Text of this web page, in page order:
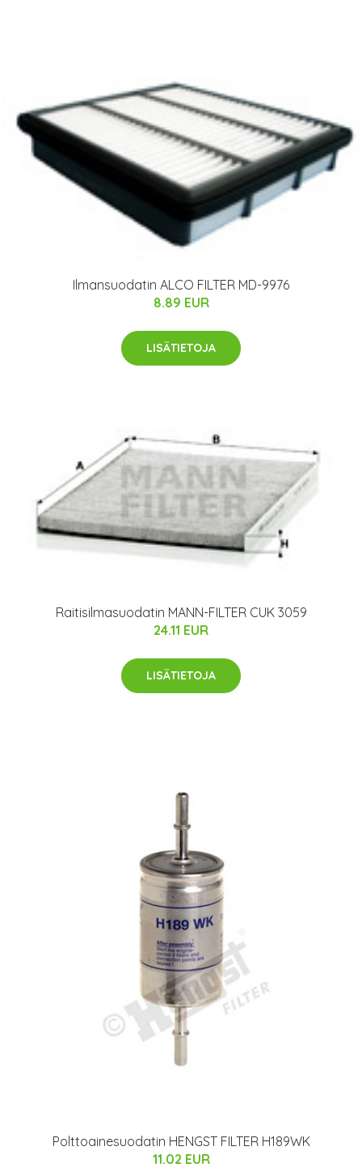
Ilmansuodatin ALCO FILTER MD-9976
8.89 EUR
LISÄTIETOJA
Raitisilmasuodatin MANN-FILTER CUK 3059
24.11 EUR
LISÄTIETOJA
Polttoainesuodatin HENGST FILTER H189WK
11.02 EUR